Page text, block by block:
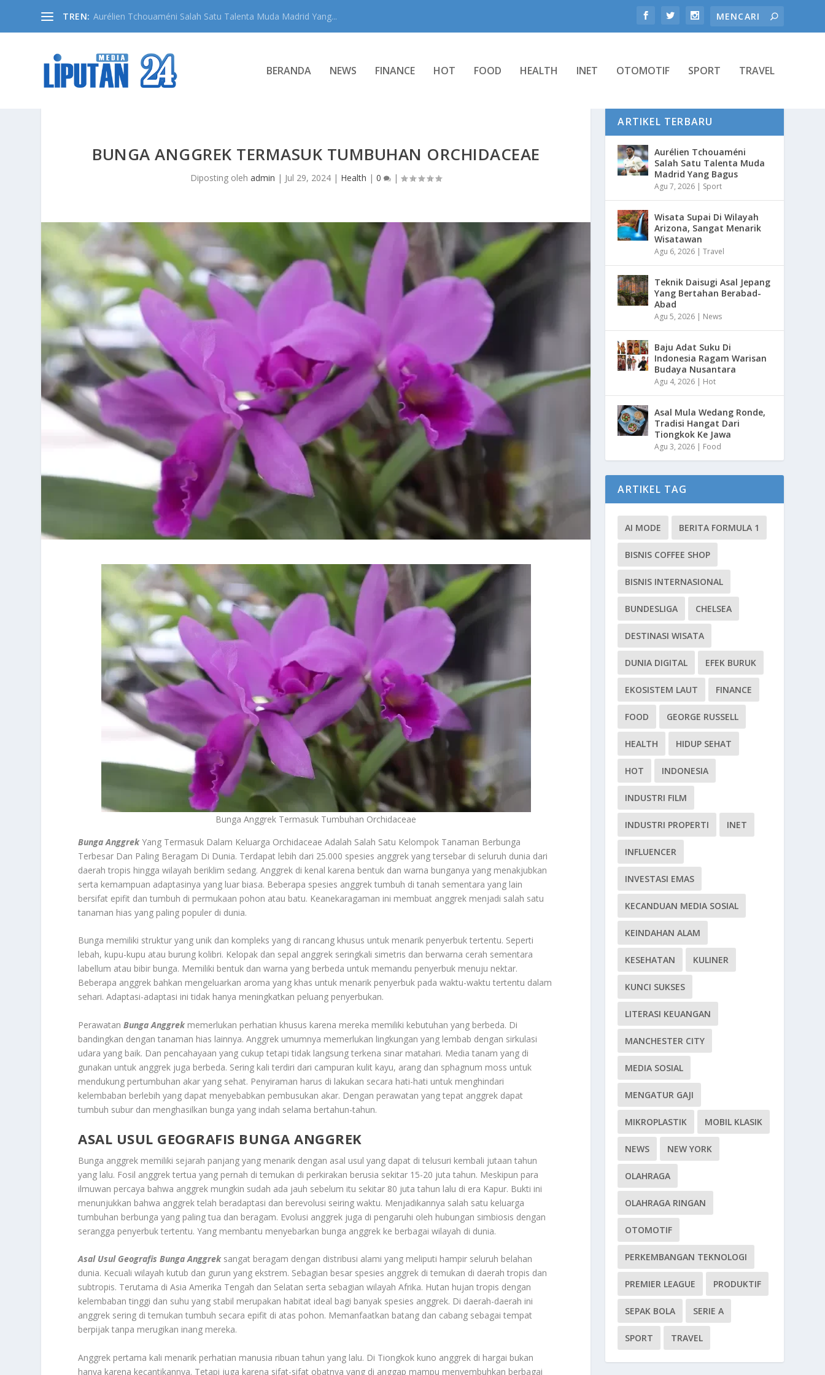
TREN: Aurélien Tchouaméni Salah Satu Talenta Muda Madrid Yang...
BERANDA NEWS FINANCE HOT FOOD HEALTH INET OTOMOTIF SPORT TRAVEL
BUNGA ANGGREK TERMASUK TUMBUHAN ORCHIDACEAE
Diposting olehadmin | Jul 29, 2024 | Health |0 |
Bunga Anggrek Termasuk Tumbuhan Orchidaceae
Bunga AnggrekYang Termasuk Dalam Keluarga Orchidaceae Adalah Salah Satu Kelompok Tanaman Berbunga
Terbesar Dan Paling Beragam Di Dunia. Terdapat lebih dari 25.000 spesies anggrek yang tersebar di seluruh dunia dari
daerah tropis hingga wilayah beriklim sedang. Anggrek di kenal karena bentuk dan warna bunganya yang menakjubkan
serta kemampuan adaptasinya yang luar biasa. Beberapa spesies anggrek tumbuh di tanah sementara yang lain
bersifat epifit dan tumbuh di permukaan pohon atau batu. Keanekaragaman ini membuat anggrek menjadi salah satu
tanaman hias yang paling populer di dunia.
Bunga memiliki struktur yang unik dan kompleks yang di rancang khusus untuk menarik penyerbuk tertentu. Seperti
lebah, kupu-kupu atau burung kolibri. Kelopak dan sepal anggrek seringkali simetris dan berwarna cerah sementara
labellum atau bibir bunga. Memiliki bentuk dan warna yang berbeda untuk memandu penyerbuk menuju nektar.
Beberapa anggrek bahkan mengeluarkan aroma yang khas untuk menarik penyerbuk pada waktu-waktu tertentu dalam
sehari. Adaptasi-adaptasi ini tidak hanya meningkatkan peluang penyerbukan.
PerawatanBunga Anggrekmemerlukan perhatian khusus karena mereka memiliki kebutuhan yang berbeda. Di
bandingkan dengan tanaman hias lainnya. Anggrek umumnya memerlukan lingkungan yang lembab dengan sirkulasi
udara yang baik. Dan pencahayaan yang cukup tetapi tidak langsung terkena sinar matahari. Media tanam yang di
gunakan untuk anggrek juga berbeda. Sering kali terdiri dari campuran kulit kayu, arang dan sphagnum moss untuk
mendukung pertumbuhan akar yang sehat. Penyiraman harus di lakukan secara hati-hati untuk menghindari
kelembaban berlebih yang dapat menyebabkan pembusukan akar. Dengan perawatan yang tepat anggrek dapat
tumbuh subur dan menghasilkan bunga yang indah selama bertahun-tahun.
ASAL USUL GEOGRAFIS BUNGA ANGGREK
Bunga anggrek memiliki sejarah panjang yang menarik dengan asal usul yang dapat di telusuri kembali jutaan tahun
yang lalu. Fosil anggrek tertua yang pernah di temukan di perkirakan berusia sekitar 15-20 juta tahun. Meskipun para
ilmuwan percaya bahwa anggrek mungkin sudah ada jauh sebelum itu sekitar 80 juta tahun lalu di era Kapur. Bukti ini
menunjukkan bahwa anggrek telah beradaptasi dan berevolusi seiring waktu. Menjadikannya salah satu keluarga
tumbuhan berbunga yang paling tua dan beragam. Evolusi anggrek juga di pengaruhi oleh hubungan simbiosis dengan
serangga penyerbuk tertentu. Yang membantu menyebarkan bunga anggrek ke berbagai wilayah di dunia.
Asal Usul Geografis Bunga Anggreksangat beragam dengan distribusi alami yang meliputi hampir seluruh belahan
dunia. Kecuali wilayah kutub dan gurun yang ekstrem. Sebagian besar spesies anggrek di temukan di daerah tropis dan
subtropis. Terutama di Asia Amerika Tengah dan Selatan serta sebagian wilayah Afrika. Hutan hujan tropis dengan
kelembaban tinggi dan suhu yang stabil merupakan habitat ideal bagi banyak spesies anggrek. Di daerah-daerah ini
anggrek sering di temukan tumbuh secara epifit di atas pohon. Memanfaatkan batang dan cabang sebagai tempat
berpijak tanpa merugikan inang mereka.
Anggrek pertama kali menarik perhatian manusia ribuan tahun yang lalu. Di Tiongkok kuno anggrek di hargai bukan
hanya karena kecantikannya. Tetapi juga karena sifat-sifat obatnya yang di anggap mampu menyembuhkan berbagai
ARTIKEL TERBARU
Aurélien Tchouaméni
Salah Satu Talenta Muda
Madrid Yang Bagus
Agu 7, 2026 | Sport
Wisata Supai Di Wilayah
Arizona, Sangat Menarik
Wisatawan
Agu 6, 2026 |Travel
Teknik Daisugi Asal Jepang
Yang Bertahan Berabad-
Abad
Agu 5, 2026 | News
Baju Adat Suku Di
Indonesia Ragam Warisan
Budaya Nusantara
Agu 4, 2026 | Hot
Asal Mula Wedang Ronde,
Tradisi Hangat Dari
Tiongkok Ke Jawa
Agu 3, 2026 | Food
ARTIKEL TAG
AI MODE BERITA FORMULA 1
BISNIS COFFEE SHOP
BISNIS INTERNASIONAL
BUNDESLIGA CHELSEA
DESTINASI WISATA
DUNIA DIGITAL EFEK BURUK
EKOSISTEM LAUT FINANCE
FOOD GEORGE RUSSELL
HEALTH HIDUP SEHAT
HOT INDONESIA
INDUSTRI FILM
INDUSTRI PROPERTI INET
INFLUENCER
INVESTASI EMAS
KECANDUAN MEDIA SOSIAL
KEINDAHAN ALAM
KESEHATAN KULINER
KUNCI SUKSES
LITERASI KEUANGAN
MANCHESTER CITY
MEDIA SOSIAL
MENGATUR GAJI
MIKROPLASTIK MOBIL KLASIK
NEWS NEW YORK
OLAHRAGA
OLAHRAGA RINGAN
OTOMOTIF
PERKEMBANGAN TEKNOLOGI
PREMIER LEAGUE PRODUKTIF
SEPAK BOLA SERIE A
SPORT TRAVEL